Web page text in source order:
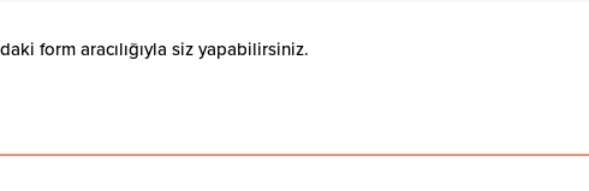
form aracılığıyla siz yapabilirsiniz.